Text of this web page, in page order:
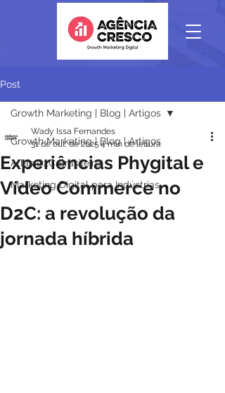
Post
Growth Marketing | Blog | Artigos
Atlas D2C Brasileiro
Marketing Digital para Indústrias
Growth Marketing | Blog | Artigos
Experiências Phygital e
Vídeo Commerce no
D2C: a revolução da
jornada híbrida
Wady Issa Fernandes
31 de out. de 2025 4 min de leitura